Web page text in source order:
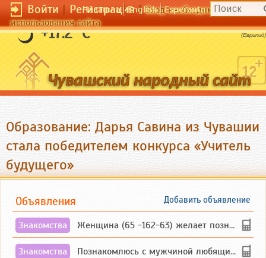
Войти|Регистрация|Вход необходим для
использования сайта
Чӑвашла English Esperanto
+17.2 °C Жизнь наша - борьба.
(Еврипид)
Образование: Дарья Савина из Чувашии
стала победителем конкурса «Учитель
будущего»
Добавить объявление
Объявления
Знакомства Женщина (65 -162-63) желает познакомиться с одиноким, добродушным, без вредных ...
Знакомства Познакомлюсь с мужчиной любящим танцевать и петь на родном чувашском языке